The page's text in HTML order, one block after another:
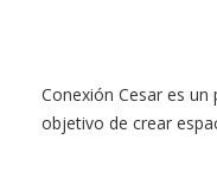
Conexión Cesar es
objetivo de crear